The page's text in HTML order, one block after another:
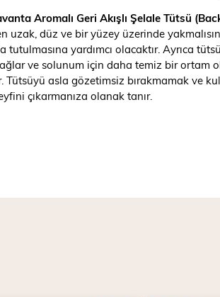
Aromalı Geri Akışlı Şelale Tütsü
uzak, düz ve bir yüzey üzerinde
tutulmasına yardımcı olacaktır. Ayrıca
ve solunum için daha temiz bir ortam
Tütsüyü asla gözetimsiz bırakmamak ve
çıkarmanıza olanak tanır.